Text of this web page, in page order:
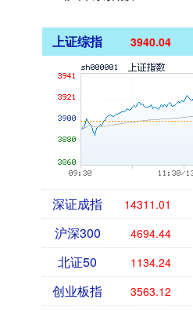
上证综指 3940.04
深证成指 14311.01
沪深300 4694.44
北证50 1134.24
创业板指 3563.12